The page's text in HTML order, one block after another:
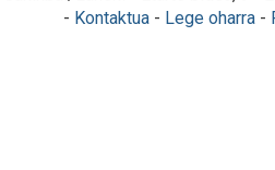
- Kontaktua- Lege oharra-